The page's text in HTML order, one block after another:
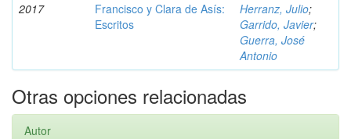
2017
Francisco y Clara de Asís:
Escritos
Herranz, Julio;
Garrido, Javier;
Guerra, José
Antonio
Otras opciones relacionadas
Autor